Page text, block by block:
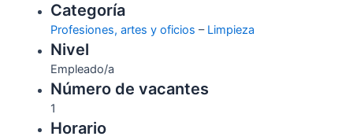
Categoría
Profesiones, artes y oficios – Limpieza
Nivel
Empleado/a
Número de vacantes
1
Horario